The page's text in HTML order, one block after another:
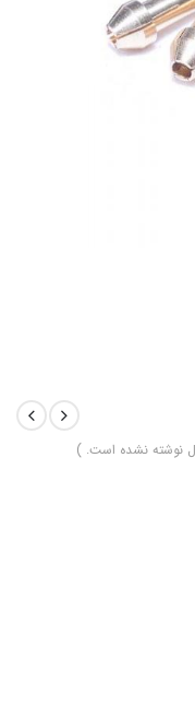
نوشته نشده است. )